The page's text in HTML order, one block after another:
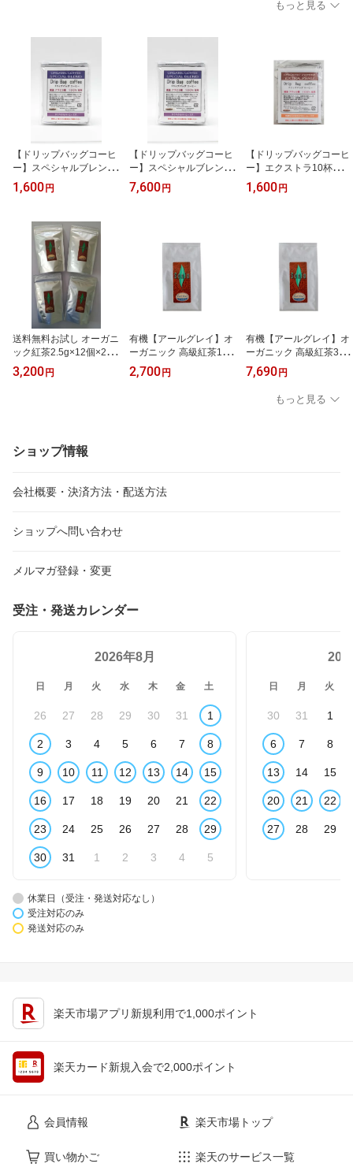
度焙煎】COFFEE
もっと見る
【ドリップバッグコーヒ
ー】スペシャルブレンド
10杯分（1セット）ドリ
ップバッグのレベルを超
るCOFFEE有機JAS認証
オーガニック
1,600円
【ドリップバッグコーヒ
ー】スペシャルブレンド
50杯分（10袋×5セッ
ト）ドリップバッグのレ
7,600円
【ドリップバッグコーヒ
ー】エクストラ10杯分
（1セット）ドリップバ
ッグのレベルを超えた当
1,600円
送料無料お試し オーガニ
ック紅茶2.5g×12個×2種
類（ティーバッグ合計24
個）気になる2種類の紅
指定および代金引換はで
きません(選択必須)
3,200円
有機【アールグレイ】オ
ーガニック 高級紅茶100
g 茶葉等級 BOP天然ベル
ガモット茶葉 ブロークン
2,700円
有機【アールグレイ】オ
ーガニック 高級紅茶300
g（100g×3袋） 茶葉等級
BOP天然ベルガモット茶
葉 ブロークンタイプ
7,690円
もっと見る
ショップ情報
会社概要・決済方法・配送方法
ショップへ問い合わせ
メルマガ登録・変更
受注・発送カレンダー
2026年8月
日 月 火 水 木 金 土
26 27 28 29 30 31 1
2 3 4 5 6 7 8
9 10 11 12 13 14 15
16 17 18 19 20 21 22
23 24 25 26 27 28 29
30 31 1 2 3 4 5
日 月 火
30 31 1
6 7 8
13 14 15
20 21 22
27 28 29
休業日（受注・発送対応なし）
受注対応のみ
発送対応のみ
楽天市場アプリ新規利用で1,000ポイント
楽天カード新規入会で2,000ポイント
会員情報
買い物かご
楽天市場トップ
楽天のサービス一覧